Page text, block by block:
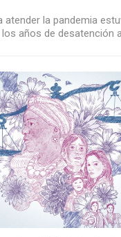
atender la pandemia
años de desatención